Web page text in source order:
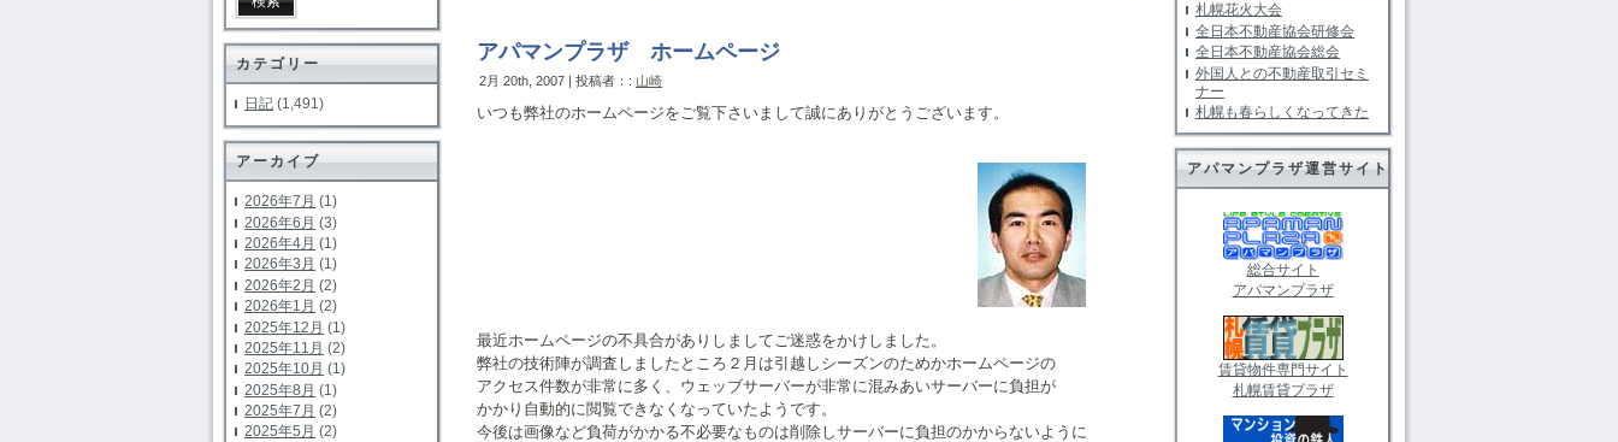
カテゴリー
日記 (1,491)
アーカイブ
2026年7月 (1)
2026年6月 (3)
2026年4月 (1)
2026年3月 (1)
2026年2月 (2)
2026年1月 (2)
2025年12月 (1)
2025年11月 (2)
2025年10月 (1)
2025年8月 (1)
2025年7月 (2)
2025年5月 (2)
アパマンプラザ ホームページ
2月 20th, 2007 | 投稿者：: 山崎
いつも弊社のホームページをご覧下さいまして誠にありがとうございます。
最近ホームページの不具合がありしましてご迷惑をかけしました。
弊社の技術陣が調査しましたところ２月は引越しシーズンのためかホームページの
アクセス件数が非常に多く、ウェッブサーバーが非常に混みあいサーバーに負担が
かかり自動的に閲覧できなくなっていたようです。
今後は画像など負荷がかかる不必要なものは削除しサーバーに負担のかからないように
札幌花火大会
全日本不動産協会研修会
全日本不動産協会総会
外国人との不動産取引セミ
ナー
札幌も春らしくなってきた
アパマンプラザ運営サイト
総合サイト
アパマンプラザ
賃貸物件専門サイト
札幌賃貸プラザ